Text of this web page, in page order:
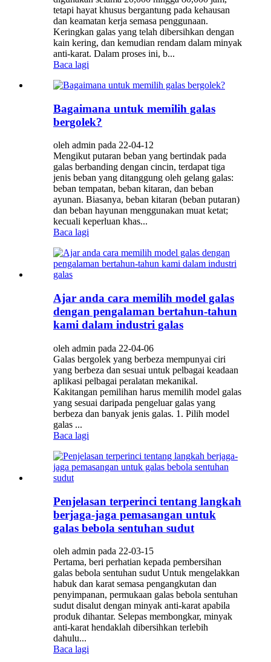
tetapi hayat khusus bergantung pada kehausan
dan keamatan kerja semasa penggunaan.
Keringkan galas yang telah dibersihkan dengan
kain kering, dan kemudian rendam dalam minyak
anti-karat. Dalam proses ini, b...
Baca lagi
Bagaimana untuk memilih galas
bergolek?
oleh admin pada 22-04-12
Mengikut putaran beban yang bertindak pada
galas berbanding dengan cincin, terdapat tiga
jenis beban yang ditanggung oleh gelang galas:
beban tempatan, beban kitaran, dan beban
ayunan. Biasanya, beban kitaran (beban putaran)
dan beban hayunan menggunakan muat ketat;
kecuali keperluan khas...
Baca lagi
Ajar anda cara memilih model galas
dengan pengalaman bertahun-tahun
kami dalam industri galas
oleh admin pada 22-04-06
Galas bergolek yang berbeza mempunyai ciri
yang berbeza dan sesuai untuk pelbagai keadaan
aplikasi pelbagai peralatan mekanikal.
Kakitangan pemilihan harus memilih model galas
yang sesuai daripada pengeluar galas yang
berbeza dan banyak jenis galas. 1. Pilih model
galas ...
Baca lagi
Penjelasan terperinci tentang langkah
berjaga-jaga pemasangan untuk
galas bebola sentuhan sudut
oleh admin pada 22-03-15
Pertama, beri perhatian kepada pembersihan
galas bebola sentuhan sudut Untuk mengelakkan
habuk dan karat semasa pengangkutan dan
penyimpanan, permukaan galas bebola sentuhan
sudut disalut dengan minyak anti-karat apabila
produk dihantar. Selepas membongkar, minyak
anti-karat hendaklah dibersihkan terlebih
dahulu...
Baca lagi